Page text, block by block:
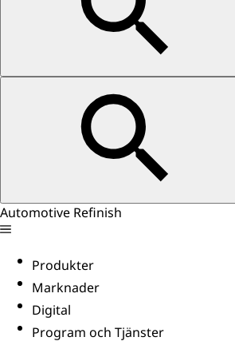
Automotive Refinish
Produkter
Marknader
Digital
Program och Tjänster